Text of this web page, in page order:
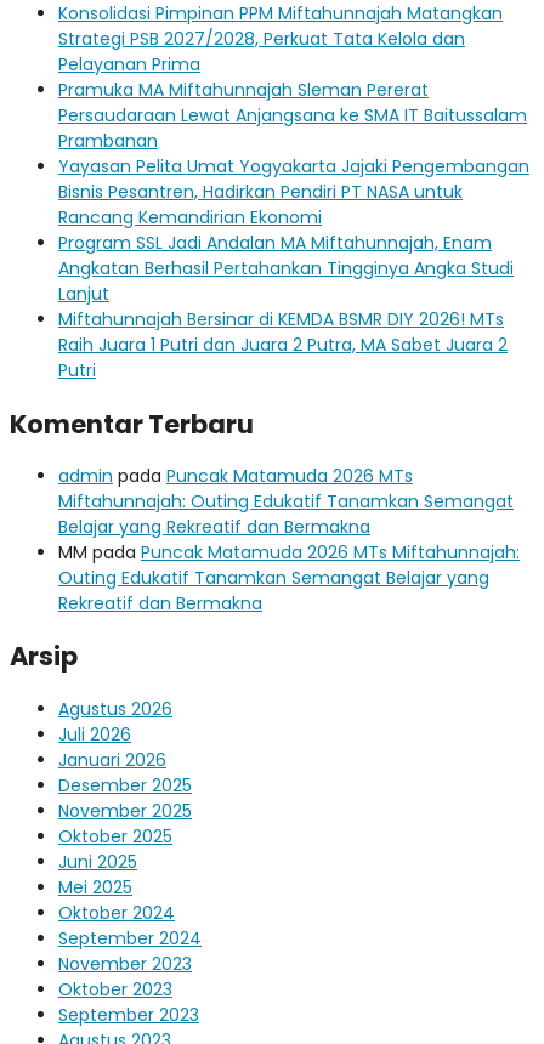
Konsolidasi Pimpinan PPM Miftahunnajah Matangkan
Strategi PSB 2027/2028, Perkuat Tata Kelola dan
Pelayanan Prima
Pramuka MA Miftahunnajah Sleman Pererat
Persaudaraan Lewat Anjangsana ke SMA IT Baitussalam
Prambanan
Yayasan Pelita Umat Yogyakarta Jajaki Pengembangan
Bisnis Pesantren, Hadirkan Pendiri PT NASA untuk
Rancang Kemandirian Ekonomi
Program SSL Jadi Andalan MA Miftahunnajah, Enam
Angkatan Berhasil Pertahankan Tingginya Angka Studi
Lanjut
Miftahunnajah Bersinar di KEMDA BSMR DIY 2026! MTs
Raih Juara 1 Putri dan Juara 2 Putra, MA Sabet Juara 2
Putri
Komentar Terbaru
admin pada Puncak Matamuda 2026 MTs
Miftahunnajah: Outing Edukatif Tanamkan Semangat
Belajar yang Rekreatif dan Bermakna
MM pada Puncak Matamuda 2026 MTs Miftahunnajah:
Outing Edukatif Tanamkan Semangat Belajar yang
Rekreatif dan Bermakna
Arsip
Agustus 2026
Juli 2026
Januari 2026
Desember 2025
November 2025
Oktober 2025
Juni 2025
Mei 2025
Oktober 2024
September 2024
November 2023
Oktober 2023
September 2023